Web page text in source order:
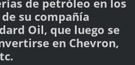
de petróleo en los
de su compañía
Oil, que luego se
en Chevron,